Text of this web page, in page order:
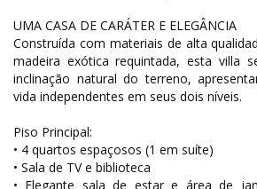
UMA CASA DE CARÁTER E ELEGÂNCIA
Construída com materiais de alta
madeira exótica requintada, esta villa
inclinação natural do terreno,
vida independentes em seus dois níveis.
Piso Principal:
• 4 quartos espaçosos (1 em suíte)
• Sala de TV e biblioteca
• Elegante sala de estar e área de